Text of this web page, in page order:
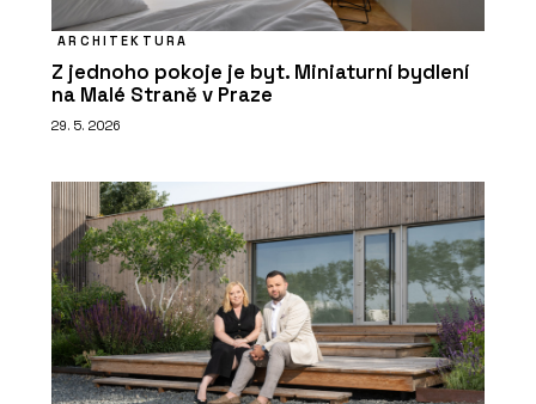
ARCHITEKTURA
Z jednoho pokoje je byt. Miniaturní bydlení
na Malé Straně v Praze
29. 5. 2026